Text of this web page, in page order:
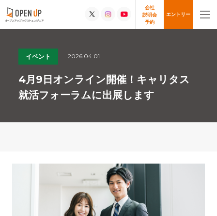
会社
説明会
予約
エントリー
イベント 2026.04.01
4月9日オンライン開催！キャリタス
就活フォーラムに出展します